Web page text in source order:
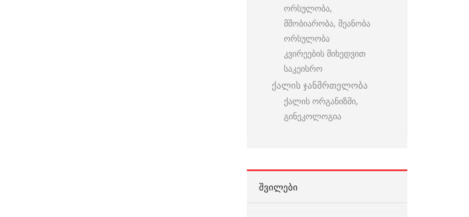
ორსულობა,
მშობიარობა, მეანობა
ორსულობა
კვირეების მიხედვით
საკეისრო
ქალის ჯანმრთელობა
ქალის ორგანიზმი,
გინეკოლოგია
ᲨᲕᲘᲚᲔᲑᲘ